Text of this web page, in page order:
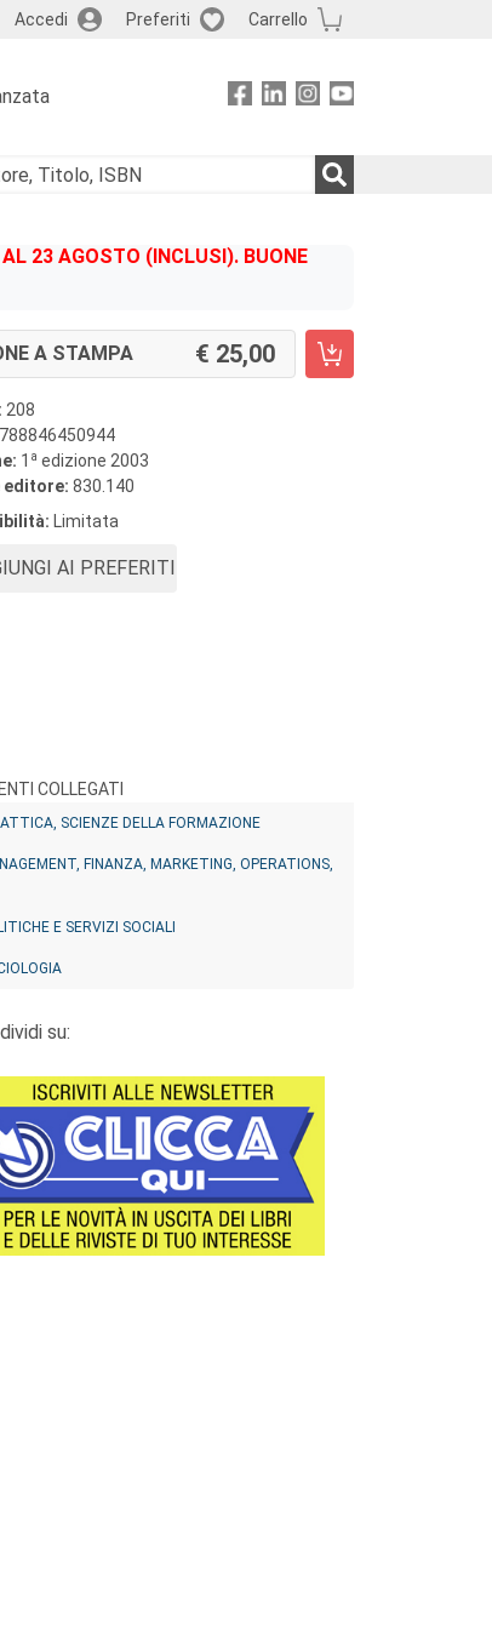
Accedi Preferiti Carrello
23 AGOSTO (INCLUSI). BUONE
A STAMPA 25,00
208
1 a edizione 2003
editore: 830.140
Limitata
AI PREFERITI
COLLEGATI
SCIENZE DELLA FORMAZIONE
FINANZA, MARKETING, OPERATIONS,
E SERVIZI SOCIALI
su: